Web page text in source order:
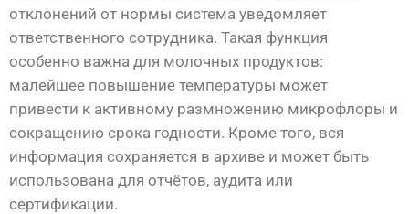
отклонений от нормы система уведомляет
ответственного сотрудника. Такая функция
особенно важна для молочных продуктов:
малейшее повышение температуры может
привести к активному размножению микрофлоры и
сокращению срока годности. Кроме того, вся
информация сохраняется в архиве и может быть
использована для отчётов, аудита или
сертификации.